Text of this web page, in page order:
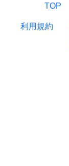
TOP
利用規約